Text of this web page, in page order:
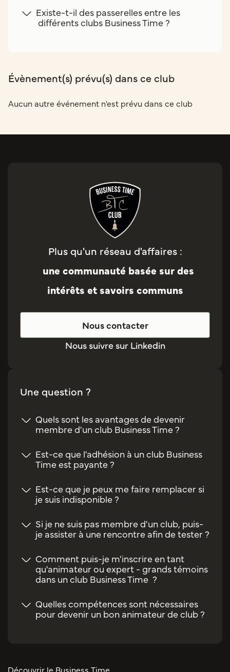
Existe-t-il des passerelles entre les
différents clubs Business Time ?
Évènement(s) prévu(s) dans ce club
Aucun autre événement n'est prévu dans ce club
Plus qu'un réseau d'affaires :
une communauté basée sur des
intérêts et savoirs communs
Nous contacter
Nous suivre sur Linkedin
Une question ?
Quels sont les avantages de devenir
membre d'un club Business Time ?
Est-ce que l'adhésion à un club Business
Time est payante ?
Est-ce que je peux me faire remplacer si
je suis indisponible ?
Si je ne suis pas membre d'un club, puis-
je assister à une rencontre afin de tester ?
Comment puis-je m'inscrire en tant
qu'animateur ou expert - grands témoins
dans un club Business Time ?
Quelles compétences sont nécessaires
pour devenir un bon animateur de club ?
Découvrir le Business Time